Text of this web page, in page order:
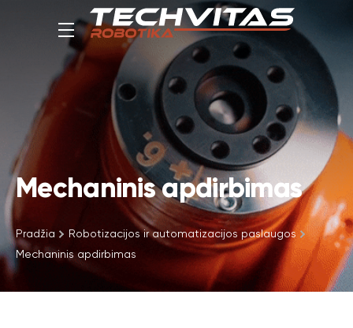
Mechaninis apdirbimas
Pradžia
Robotizacijos ir automatizacijos paslaugos
Mechaninis apdirbimas